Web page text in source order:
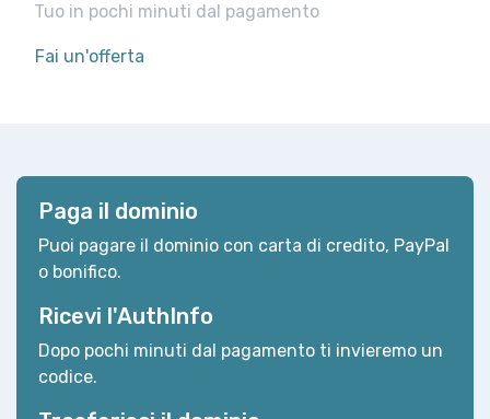
Tuo in pochi minuti dal pagamento
Fai un'offerta
Paga il dominio
Puoi pagare il dominio con carta di credito, PayPal
o bonifico.
Ricevi l'AuthInfo
Dopo pochi minuti dal pagamento ti invieremo un
codice.